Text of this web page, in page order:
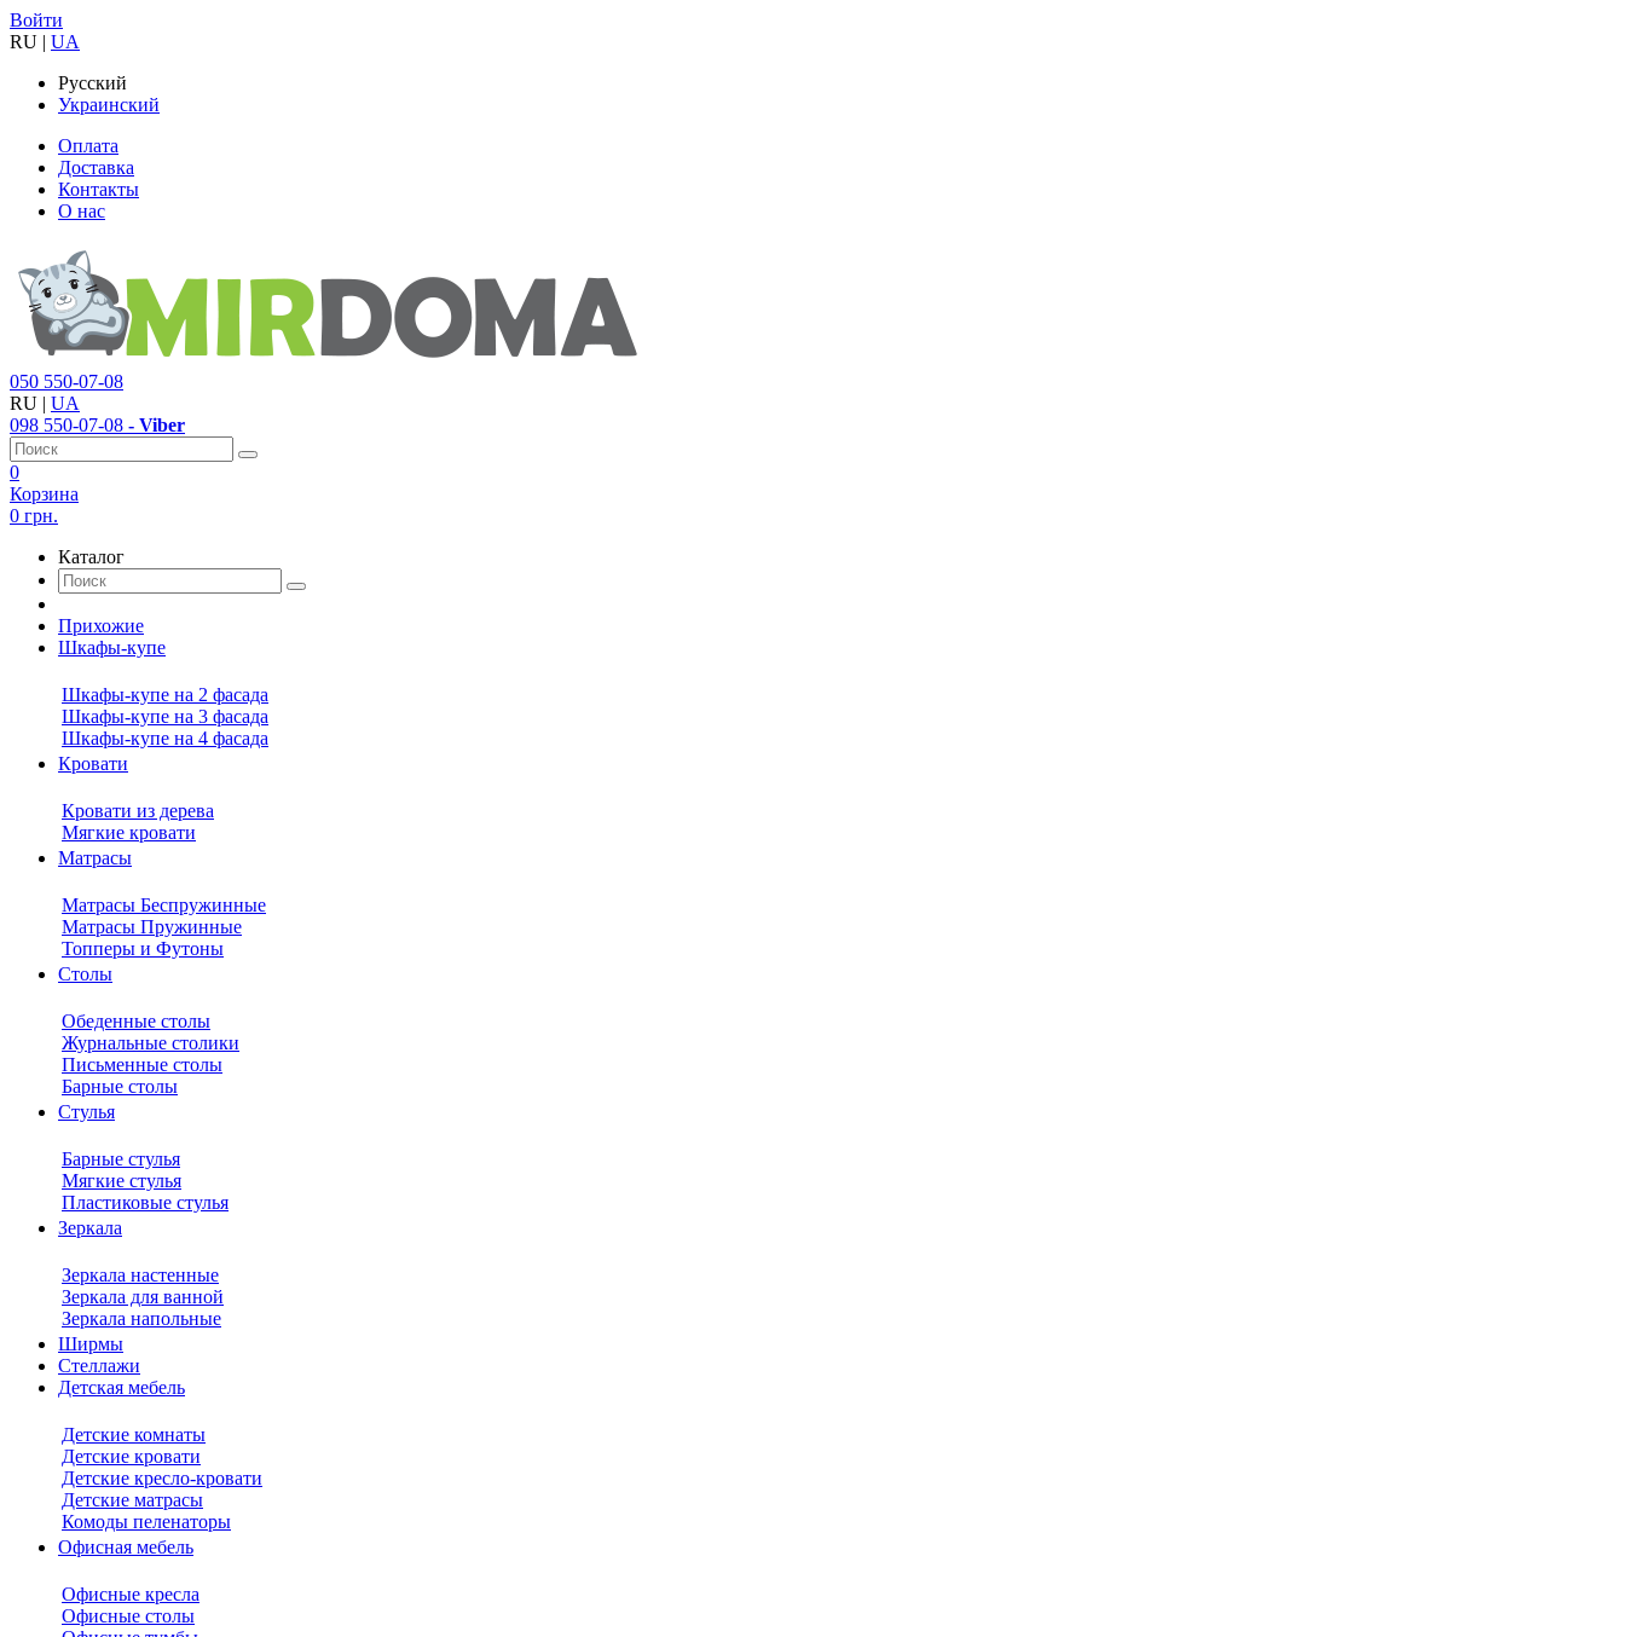
Войти
RU | UA
Русский
Украинский
Оплата
Доставка
Контакты
О нас
050 550-07-08
RU | UA
098 550-07-08 - Viber
0
Корзина
0 грн.
Каталог
Прихожие
Шкафы-купе
Шкафы-купе на 2 фасада
Шкафы-купе на 3 фасада
Шкафы-купе на 4 фасада
Кровати
Кровати из дерева
Мягкие кровати
Матрасы
Матрасы Беспружинные
Матрасы Пружинные
Топперы и Футоны
Столы
Обеденные столы
Журнальные столики
Письменные столы
Барные столы
Стулья
Барные стулья
Мягкие стулья
Пластиковые стулья
Зеркала
Зеркала настенные
Зеркала для ванной
Зеркала напольные
Ширмы
Стеллажи
Детская мебель
Детские комнаты
Детские кровати
Детские кресло-кровати
Детские матрасы
Комоды пеленаторы
Офисная мебель
Офисные кресла
Офисные столы